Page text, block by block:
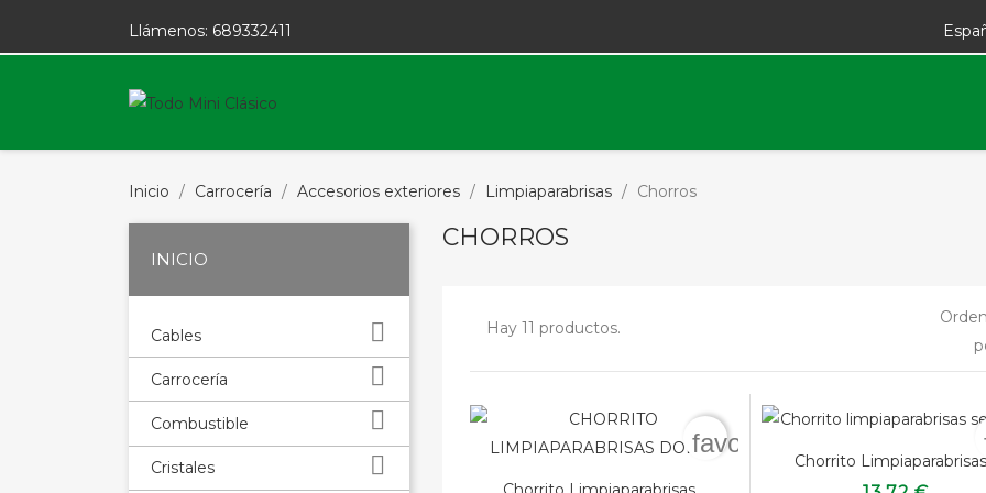
Llámenos: 689332411
Inicio Carrocería Accesorios exteriores Limpiaparabrisas Chorros
INICIO
Cables 
Carrocería 
Combustible 
Cristales 
CHORROS
Hay 11 productos.
favorite_border
Chorrito